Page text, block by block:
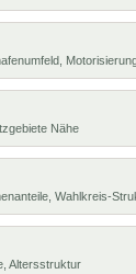
Nähe
Wahlkreis-
Altersstruktur